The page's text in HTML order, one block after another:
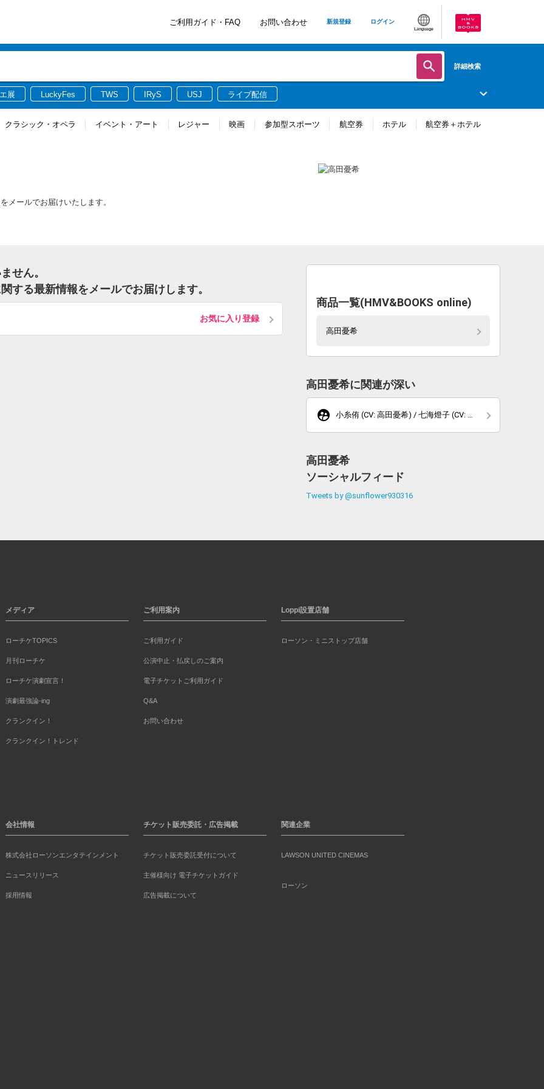
ご利用ガイド・FAQ お問い合わせ 新規登録 ログイン
Language
詳細検索
展 LuckyFes TWS IRyS USJ ライブ配信
クラシック・オペラ イベント・アート レジャー 映画 参加型スポーツ 航空券 ホテル 航空券＋ホテル
メールでお届けいたします。
せん。
する最新情報をメールでお届けします。
お気に入り登録
商品一覧(HMV&BOOKS online)
高田憂希
高田憂希に関連が深い
supervised_user_circle
小糸侑 (CV: 高田憂希) / 七海燈子 (CV: 寿
高田憂希
ソーシャルフィード
Tweets by @sunflower930316
メディア
ローチケTOPICS
月刊ローチケ
ローチケ演劇宣言！
演劇最強論-ing
クランクイン！
クランクイン！トレンド
ご利用案内
ご利用ガイド
公演中止・払戻しのご案内
電子チケットご利用ガイド
Q&A
お問い合わせ
Loppi設置店舗
ローソン・ミニストップ店舗
会社情報
株式会社ローソンエンタテインメント
ニュースリリース
採用情報
チケット販売委託・広告掲載
チケット販売委託受付について
主催様向け 電子チケットガイド
広告掲載について
関連企業
LAWSON UNITED CINEMAS
ローソン